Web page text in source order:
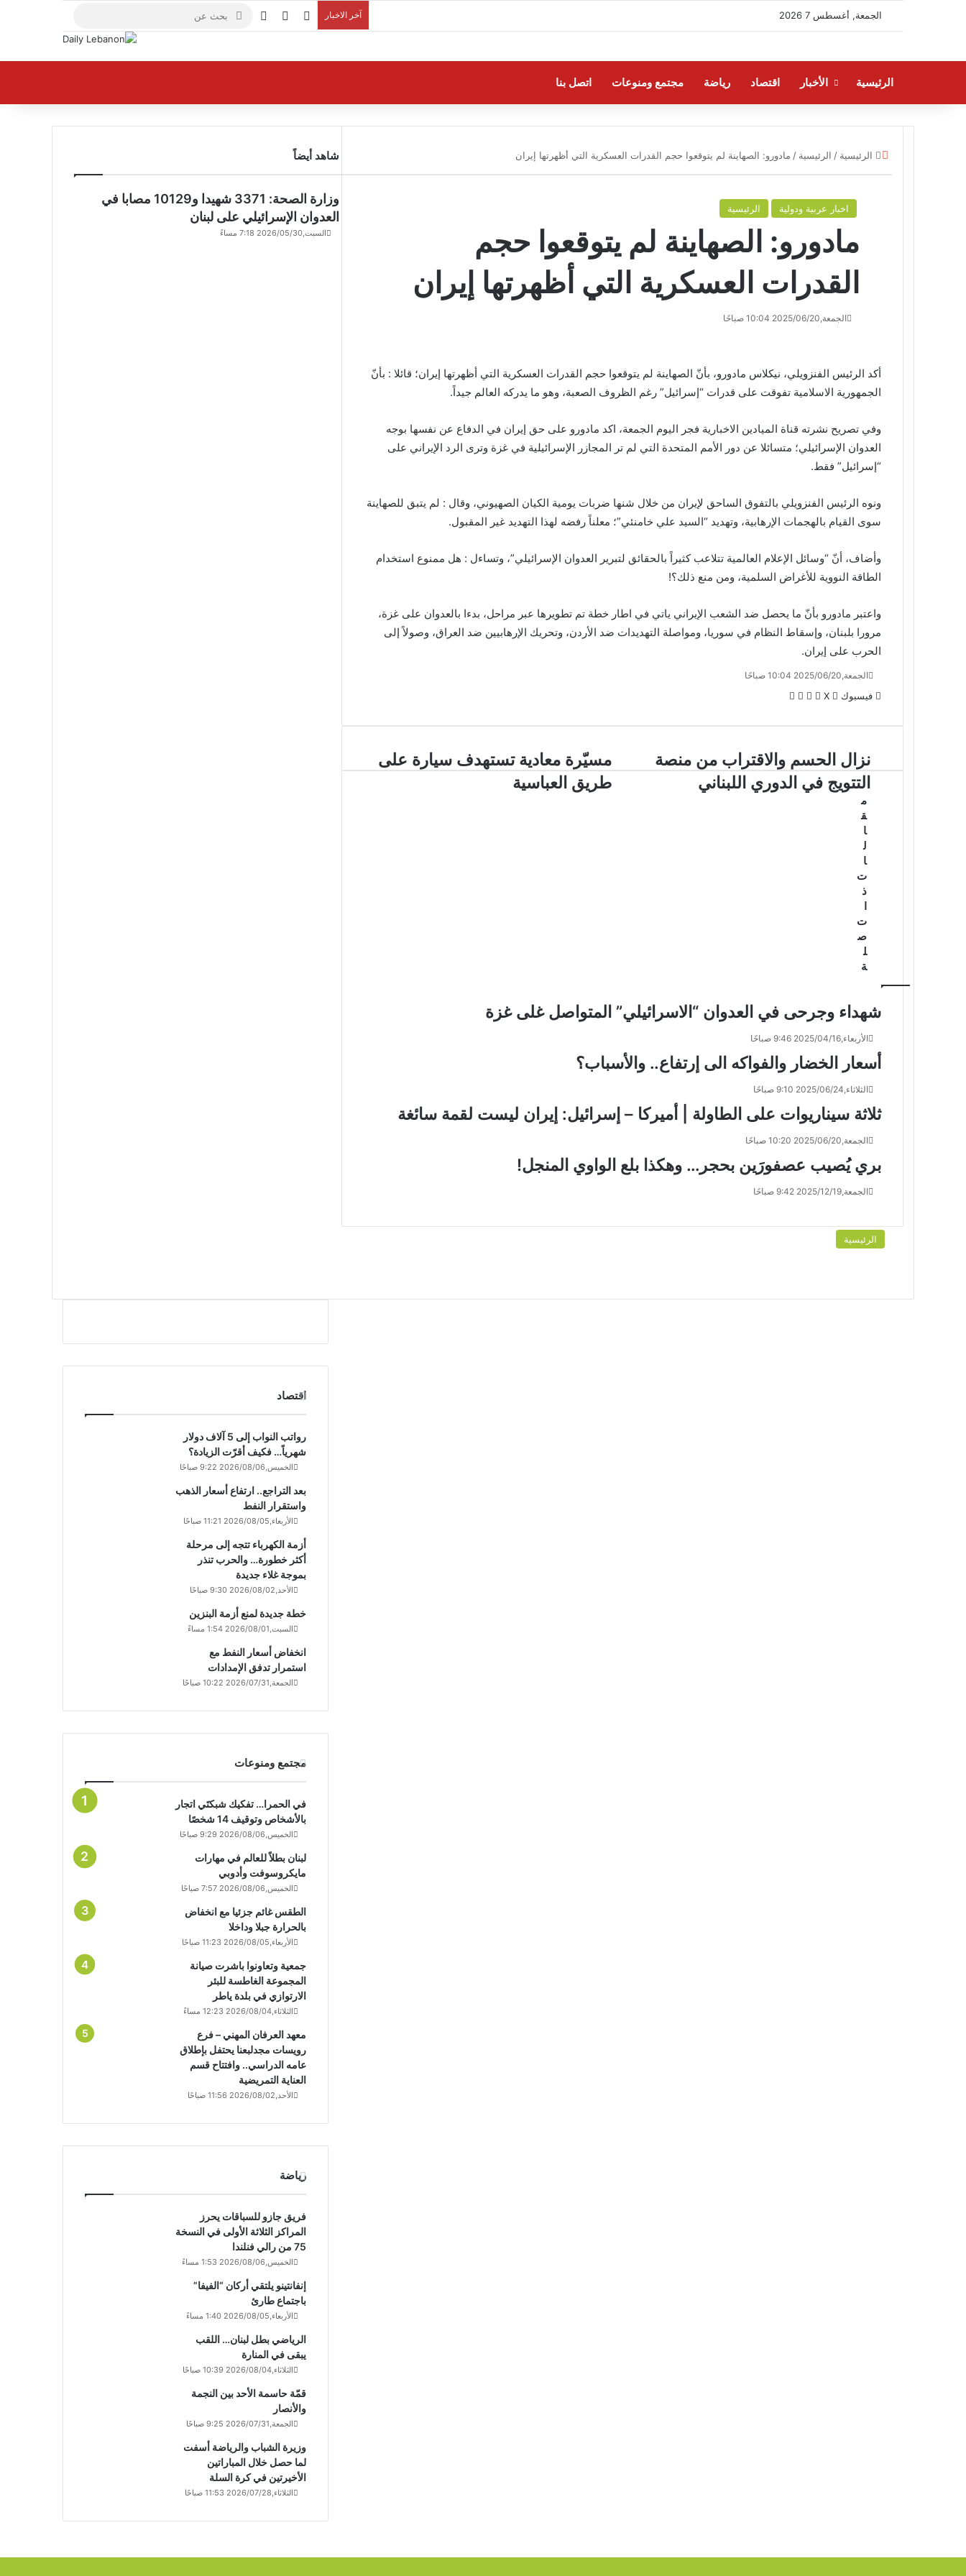
الجمعة, أغسطس 7 2026 آخر الاخبار فيسبوك يوتيوب بحث
الرئيسية الأخبار اقتصاد رياضة مجتمع ومنوعات اتصل بنا
الرئيسية / الرئيسية / مادورو: الصهاينة لم يتوقعوا حجم القدرات العسكرية التي أظهرتها إيران
اخبار عربية ودولية الرئيسية
مادورو: الصهاينة لم يتوقعوا حجم
القدرات العسكرية التي أظهرتها إيران
الجمعة,2025/06/20 10:04 صباحًا
أكد الرئيس الفنزويلي، نيكلاس مادورو، بأنّ الصهاينة لم يتوقعوا حجم القدرات العسكرية التي أظهرتها إيران؛ قائلا : بأنّ
الجمهورية الاسلامية تفوقت على قدرات “إسرائيل” رغم الظروف الصعبة، وهو ما يدركه العالم جيداً.
وفي تصريح نشرته قناة الميادين الاخبارية فجر اليوم الجمعة، اكد مادورو على حق إيران في الدفاع عن نفسها بوجه
العدوان الإسرائيلي؛ متسائلا عن دور الأمم المتحدة التي لم تر المجازر الإسرائيلية في غزة وترى الرد الإيراني على
“إسرائيل” فقط.
ونوه الرئيس الفنزويلي بالتفوق الساحق لإيران من خلال شنها ضربات يومية الكيان الصهيوني، وقال : لم يتبق للصهاينة
سوى القيام بالهجمات الإرهابية، وتهديد “السيد علي خامنئي”؛ معلناً رفضه لهذا التهديد غير المقبول.
وأضاف، أنّ “وسائل الإعلام العالمية تتلاعب كثيراً بالحقائق لتبرير العدوان الإسرائيلي”، وتساءل : هل ممنوع استخدام
الطاقة النووية للأغراض السلمية، ومن منع ذلك؟!
واعتبر مادورو بأنّ ما يحصل ضد الشعب الإيراني ياتي في اطار خطة تم تطويرها عبر مراحل، بدءا بالعدوان على غزة،
مرورا بلبنان، وإسقاط النظام في سوريا، ومواصلة التهديدات ضد الأردن، وتحريك الإرهابيين ضد العراق، وصولاً إلى
الحرب على إيران.
الجمعة,2025/06/20 10:04 صباحًا
فيسبوك X لينكدإن
واتساب
تيلقرام
مسيّرة معادية تستهدف سيارة على
طريق العباسية
نزال الحسم والاقتراب من منصة
التتويج في الدوري اللبناني
م
ق
ا
ل
ا
ت
ذ
ا
ت
ص
ل
ة
شهداء وجرحى في العدوان “الاسرائيلي” المتواصل غلى غزة
الأربعاء,2025/04/16 9:46 صباحًا
أسعار الخضار والفواكه الى إرتفاع.. والأسباب؟
الثلاثاء,2025/06/24 9:10 صباحًا
ثلاثة سيناريوات على الطاولة | أميركا – إسرائيل: إيران ليست لقمة سائغة
الجمعة,2025/06/20 10:20 صباحًا
بري يُصيب عصفورَين بحجر… وهكذا بلع الواوي المنجل!
الجمعة,2025/12/19 9:42 صباحًا
شاهد أيضاً إغلاق
الرئيسية
وزارة الصحة: 3371 شهيدا و10129 مصابا في
العدوان الإسرائيلي على لبنان
السبت,2026/05/30 7:18 مساءً
اقتصاد
رواتب النواب إلى 5 آلاف دولار
شهرياً… فكيف أقرّت الزيادة؟
الخميس,2026/08/06 9:22 صباحًا
بعد التراجع.. ارتفاع أسعار الذهب
واستقرار النفط
الأربعاء,2026/08/05 11:21 صباحًا
أزمة الكهرباء تتجه إلى مرحلة
أكثر خطورة… والحرب تنذر
بموجة غلاء جديدة
الأحد,2026/08/02 9:30 صباحًا
خطة جديدة لمنع أزمة البنزين
السبت,2026/08/01 1:54 مساءً
انخفاض أسعار النفط مع
استمرار تدفق الإمدادات
الجمعة,2026/07/31 10:22 صباحًا
مجتمع ومنوعات
في الحمرا… تفكيك شبكتَي اتجار
بالأشخاص وتوقيف 14 شخصًا
الخميس,2026/08/06 9:29 صباحًا
لبنان بطلاً للعالم في مهارات
مايكروسوفت وأدوبي
الخميس,2026/08/06 7:57 صباحًا
الطقس غائم جزئيا مع انخفاض
بالحرارة جبلا وداخلا
الأربعاء,2026/08/05 11:23 صباحًا
جمعية وتعاونوا باشرت صيانة
المجموعة الغاطسة للبئر
الارتوازي في بلدة ياطر
الثلاثاء,2026/08/04 12:23 مساءً
معهد العرفان المهني – فرع
رويسات مجدلبعنا يحتفل بإطلاق
عامه الدراسي.. وافتتاح قسم
العناية التمريضية
الأحد,2026/08/02 11:56 صباحًا
رياضة
فريق جازو للسباقات يحرز
المراكز الثلاثة الأولى في النسخة
75 من رالي فنلندا
الخميس,2026/08/06 1:53 مساءً
إنفانتينو يلتقي أركان “الفيفا”
باجتماع طارئ
الأربعاء,2026/08/05 1:40 مساءً
الرياضي بطل لبنان… اللقب
يبقى في المنارة
الثلاثاء,2026/08/04 10:39 صباحًا
قمّة حاسمة الأحد بين النجمة
والأنصار
الجمعة,2026/07/31 9:25 صباحًا
وزيرة الشباب والرياضة أسفت
لما حصل خلال المباراتين
الأخيرتين في كرة السلة
الثلاثاء,2026/07/28 11:53 صباحًا